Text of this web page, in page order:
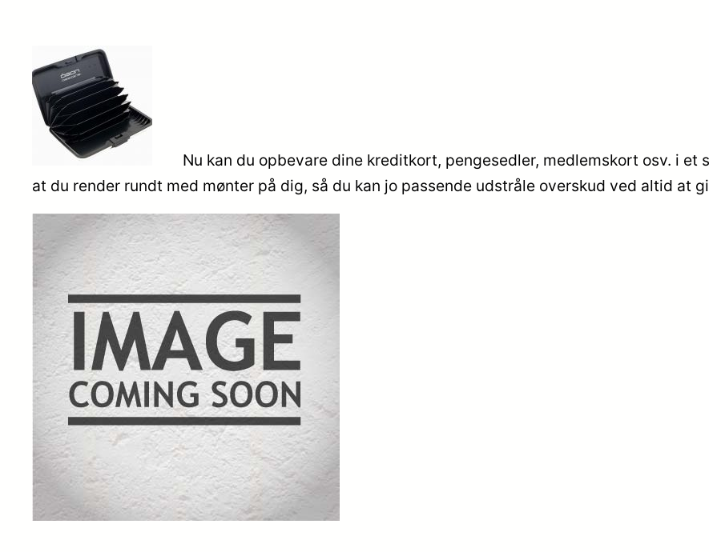
Nu kan du opbevare dine kreditkort, pengesedler, medlemskort osv. i
at du render rundt med mønter på dig, så du kan jo passende udstråle overskud ved altid at